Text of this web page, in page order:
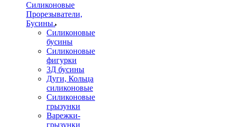
Силиконовые
Прорезыватели,
Бусины.
Силиконовые
бусины
Силиконовые
фигурки
3Д бусины
Дуги, Кольца
силиконовые
Силиконовые
грызунки
Варежки-
грызунки